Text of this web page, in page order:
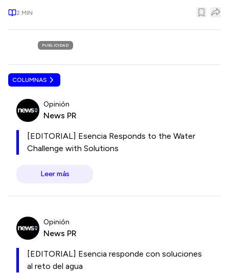
2 MIN
PUBLICIDAD
COLUMNAS
Opinión
News PR
[EDITORIAL] Esencia Responds to the Water
Challenge with Solutions
Leer más
Opinión
News PR
[EDITORIAL] Esencia responde con soluciones
al reto del agua